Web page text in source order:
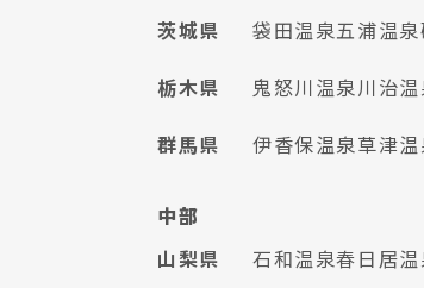
茨城県
袋田温泉五浦温泉
栃木県
鬼怒川温泉川治
群馬県
伊香保温泉草津
中部
山梨県
石和温泉春日居